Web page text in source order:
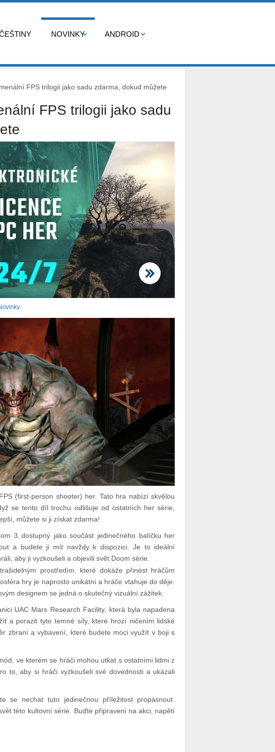
NOVINKY ANDROID
FPS trilogii jako sadu zdarma, dokud můžete
FPS trilogii jako sadu
(first-person shooter) her. Tato hra nabízí skvělou
se tento díl trochu odlišuje od ostatních her série,
můžete si ji získat zdarma!
3 dostupný jako součást jedinečného balíčku her
a budete ji mít navždy k dispozici. Je to ideální
aby ji vyzkoušeli a objevili svět Doom série.
prostředím, které dokáže přinést hráčům
hry je naprosto unikátní a hráče vtahuje do děje.
designem se jedná o skutečný vizuální zážitek.
UAC Mars Research Facility, která byla napadena
a porazit tyto temné síly, které hrozí ničením lidské
zbraní a vybavení, které budete moci využít v boji s
ve kterém se hráči mohou utkat s ostatními lidmi z
to, aby si hráči vyzkoušeli své dovednosti a ukázali
se nechat tuto jedinečnou příležitost propásnout.
této kultovní série. Buďte připraveni na akci, napětí